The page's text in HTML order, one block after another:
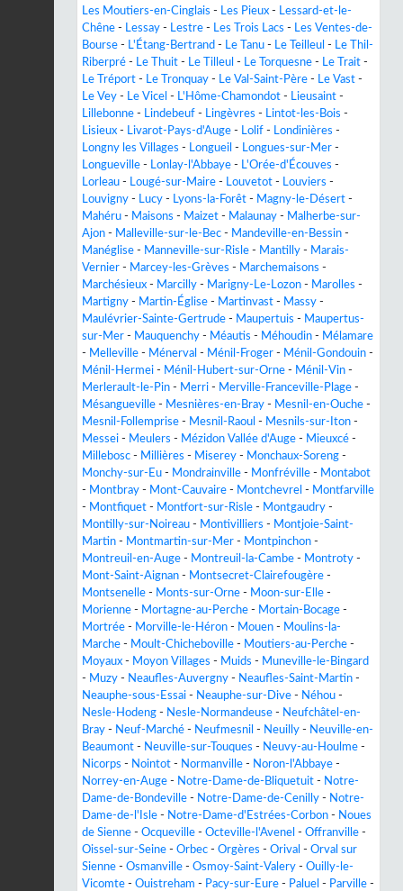
Les Moutiers-en-Cinglais - Les Pieux - Lessard-et-le-
Chêne - Lessay - Lestre - Les Trois Lacs - Les Ventes-de-
Bourse - L'Étang-Bertrand - Le Tanu - Le Teilleul - Le Thil-
Riberpré - Le Thuit - Le Tilleul - Le Torquesne - Le Trait -
Le Tréport - Le Tronquay - Le Val-Saint-Père - Le Vast -
Le Vey - Le Vicel - L'Hôme-Chamondot - Lieusaint -
Lillebonne - Lindebeuf - Lingèvres - Lintot-les-Bois -
Lisieux - Livarot-Pays-d'Auge - Lolif - Londinières -
Longny les Villages - Longueil - Longues-sur-Mer -
Longueville - Lonlay-l'Abbaye - L'Orée-d'Écouves -
Lorleau - Lougé-sur-Maire - Louvetot - Louviers -
Louvigny - Lucy - Lyons-la-Forêt - Magny-le-Désert -
Mahéru - Maisons - Maizet - Malaunay - Malherbe-sur-
Ajon - Malleville-sur-le-Bec - Mandeville-en-Bessin -
Manéglise - Manneville-sur-Risle - Mantilly - Marais-
Vernier - Marcey-les-Grèves - Marchemaisons -
Marchésieux - Marcilly - Marigny-Le-Lozon - Marolles -
Martigny - Martin-Église - Martinvast - Massy -
Maulévrier-Sainte-Gertrude - Maupertuis - Maupertus-
sur-Mer - Mauquenchy - Méautis - Méhoudin - Mélamare
- Melleville - Ménerval - Ménil-Froger - Ménil-Gondouin -
Ménil-Hermei - Ménil-Hubert-sur-Orne - Ménil-Vin -
Merlerault-le-Pin - Merri - Merville-Franceville-Plage -
Mésangueville - Mesnières-en-Bray - Mesnil-en-Ouche -
Mesnil-Follemprise - Mesnil-Raoul - Mesnils-sur-Iton -
Messei - Meulers - Mézidon Vallée d'Auge - Mieuxcé -
Millebosc - Millières - Miserey - Monchaux-Soreng -
Monchy-sur-Eu - Mondrainville - Monfréville - Montabot
- Montbray - Mont-Cauvaire - Montchevrel - Montfarville
- Montfiquet - Montfort-sur-Risle - Montgaudry -
Montilly-sur-Noireau - Montivilliers - Montjoie-Saint-
Martin - Montmartin-sur-Mer - Montpinchon -
Montreuil-en-Auge - Montreuil-la-Cambe - Montroty -
Mont-Saint-Aignan - Montsecret-Clairefougère -
Montsenelle - Monts-sur-Orne - Moon-sur-Elle -
Morienne - Mortagne-au-Perche - Mortain-Bocage -
Mortrée - Morville-le-Héron - Mouen - Moulins-la-
Marche - Moult-Chicheboville - Moutiers-au-Perche -
Moyaux - Moyon Villages - Muids - Muneville-le-Bingard
- Muzy - Neaufles-Auvergny - Neaufles-Saint-Martin -
Neauphe-sous-Essai - Neauphe-sur-Dive - Néhou -
Nesle-Hodeng - Nesle-Normandeuse - Neufchâtel-en-
Bray - Neuf-Marché - Neufmesnil - Neuilly - Neuville-en-
Beaumont - Neuville-sur-Touques - Neuvy-au-Houlme -
Nicorps - Nointot - Normanville - Noron-l'Abbaye -
Norrey-en-Auge - Notre-Dame-de-Bliquetuit - Notre-
Dame-de-Bondeville - Notre-Dame-de-Cenilly - Notre-
Dame-de-l'Isle - Notre-Dame-d'Estrées-Corbon - Noues
de Sienne - Ocqueville - Octeville-l'Avenel - Offranville -
Oissel-sur-Seine - Orbec - Orgères - Orival - Orval sur
Sienne - Osmanville - Osmoy-Saint-Valery - Ouilly-le-
Vicomte - Ouistreham - Pacy-sur-Eure - Paluel - Parville -